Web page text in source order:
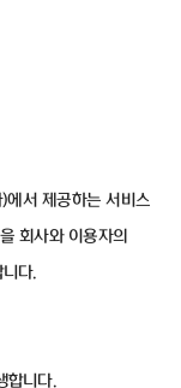
에서 제공하는 서비스
회사와 이용자의
다.
합니다.